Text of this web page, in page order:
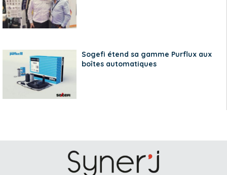
Sogefi étend sa gamme Purflux aux
boîtes automatiques